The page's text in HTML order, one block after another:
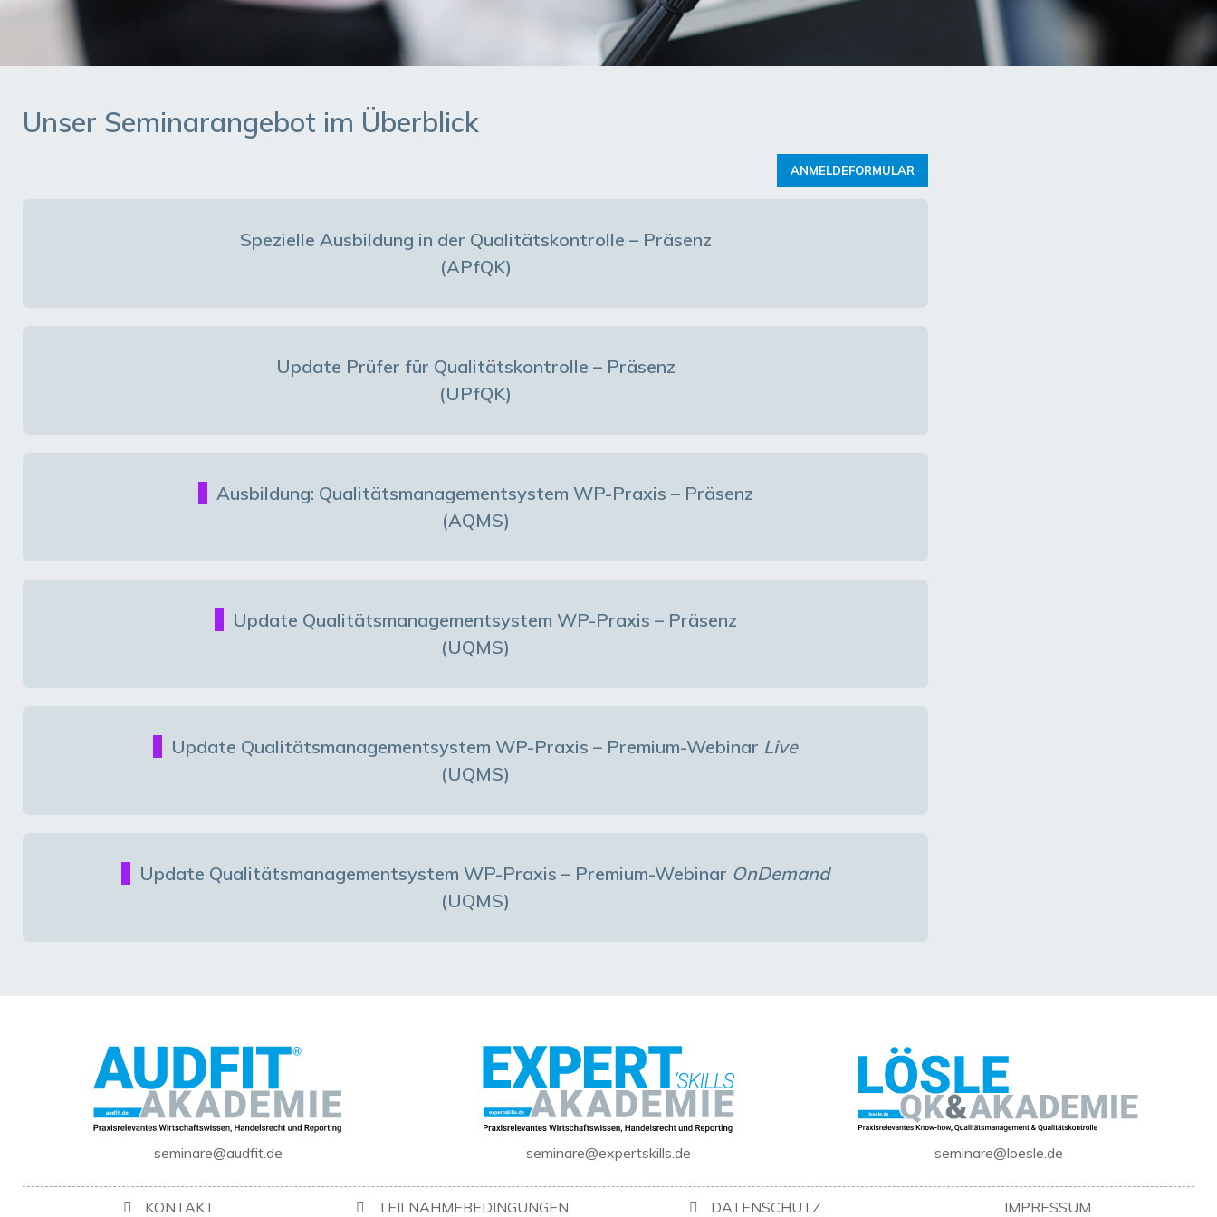
Unser Seminarangebot im Überblick
ANMELDEFORMULAR
Spezielle Ausbildung in der Qualitätskontrolle – Präsenz
(APfQK)
Update Prüfer für Qualitätskontrolle – Präsenz
(UPfQK)
Ausbildung: Qualitätsmanagementsystem WP-Praxis – Präsenz
(AQMS)
Update Qualitätsmanagementsystem WP-Praxis – Präsenz
(UQMS)
Update Qualitätsmanagementsystem WP-Praxis – Premium-Webinar Live
(UQMS)
Update Qualitätsmanagementsystem WP-Praxis – Premium-Webinar OnDemand
(UQMS)
seminare@audfit.de seminare@expertskills.de seminare@loesle.de
KONTAKT TEILNAHMEBEDINGUNGEN DATENSCHUTZ IMPRESSUM